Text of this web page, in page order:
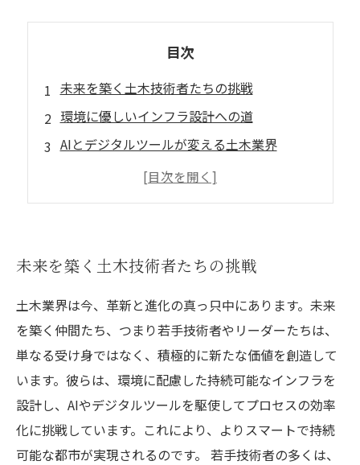
目次
未来を築く土木技術者たちの挑戦
環境に優しいインフラ設計への道
AIとデジタルツールが変える土木業界
仲間たちとの協力がもたらす新しいアイデア
若手リーダーたちが描く未来の都市像
共に創る、持続可能な未来の土木界
未来を築く土木技術者たちの挑戦
土木業界は今、革新と進化の真っ只中にあります。未来
を築く仲間たち、つまり若手技術者やリーダーたちは、
単なる受け身ではなく、積極的に新たな価値を創造して
います。彼らは、環境に配慮した持続可能なインフラを
設計し、AIやデジタルツールを駆使してプロセスの効率
化に挑戦しています。これにより、よりスマートで持続
可能な都市が実現されるのです。 若手技術者の多くは、